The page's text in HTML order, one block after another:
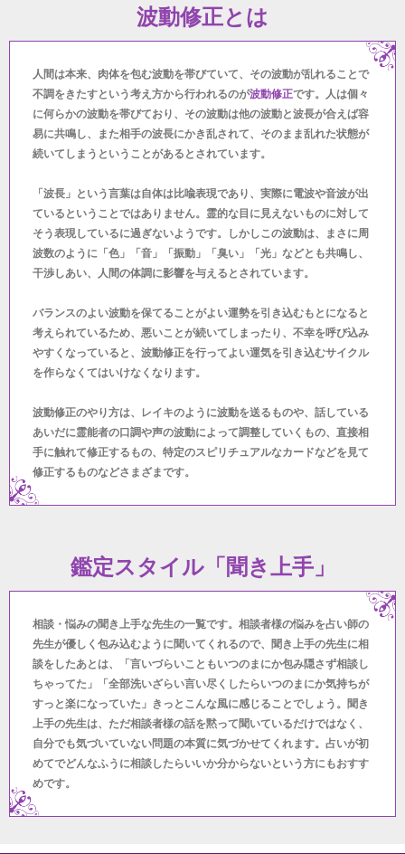
波動修正とは
人間は本来、肉体を包む波動を帯びていて、その波動が乱れることで
不調をきたすという考え方から行われるのが波動修正です。人は個々
に何らかの波動を帯びており、その波動は他の波動と波長が合えば容
易に共鳴し、また相手の波長にかき乱されて、そのまま乱れた状態が
続いてしまうということがあるとされています。
「波長」という言葉は自体は比喩表現であり、実際に電波や音波が出
ているということではありません。霊的な目に見えないものに対して
そう表現しているに過ぎないようです。しかしこの波動は、まさに周
波数のように「色」「音」「振動」「臭い」「光」などとも共鳴し、
干渉しあい、人間の体調に影響を与えるとされています。
バランスのよい波動を保てることがよい運勢を引き込むもとになると
考えられているため、悪いことが続いてしまったり、不幸を呼び込み
やすくなっていると、波動修正を行ってよい運気を引き込むサイクル
を作らなくてはいけなくなります。
波動修正のやり方は、レイキのように波動を送るものや、話している
あいだに霊能者の口調や声の波動によって調整していくもの、直接相
手に触れて修正するもの、特定のスピリチュアルなカードなどを見て
修正するものなどさまざまです。
鑑定スタイル「聞き上手」
相談・悩みの聞き上手な先生の一覧です。相談者様の悩みを占い師の
先生が優しく包み込むように聞いてくれるので、聞き上手の先生に相
談をしたあとは、「言いづらいこともいつのまにか包み隠さず相談し
ちゃってた」「全部洗いざらい言い尽くしたらいつのまにか気持ちが
すっと楽になっていた」きっとこんな風に感じることでしょう。聞き
上手の先生は、ただ相談者様の話を黙って聞いているだけではなく、
自分でも気づいていない問題の本質に気づかせてくれます。占いが初
めてでどんなふうに相談したらいいか分からないという方にもおすす
めです。